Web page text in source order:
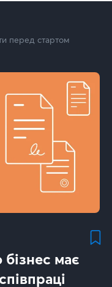
перед стартом
має